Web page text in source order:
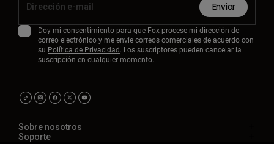
Enviar
Doy mi consentimiento para que Fox procese mi dirección de
correo electrónico y me envíe correos comerciales de acuerdo con
su Política de Privacidad. Los suscriptores pueden cancelar la
suscripción en cualquier momento.
Sobre nosotros
Soporte